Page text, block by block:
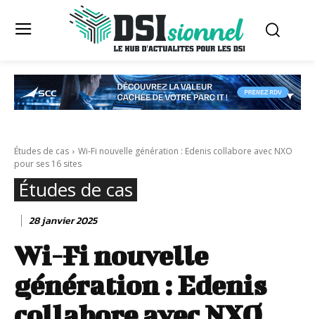
Études de cas
Wi-Fi nouvelle génération : Edenis collabore avec NXO
pour ses 16 sites
Études de cas
28 janvier 2025
Wi-Fi nouvelle
génération : Edenis